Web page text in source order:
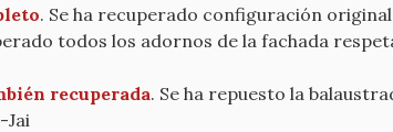
. Se ha recuperado configuración
todos los adornos de la fachada
recuperada. Se ha repuesto la
Jai